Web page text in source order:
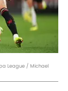
League / Michael